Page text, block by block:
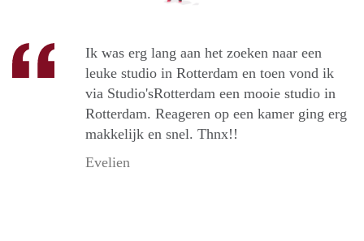
Ik was erg lang aan het zoeken naar een
leuke studio in Rotterdam en toen vond ik
via Studio'sRotterdam een mooie studio in
Rotterdam. Reageren op een kamer ging erg
makkelijk en snel. Thnx!!
Evelien